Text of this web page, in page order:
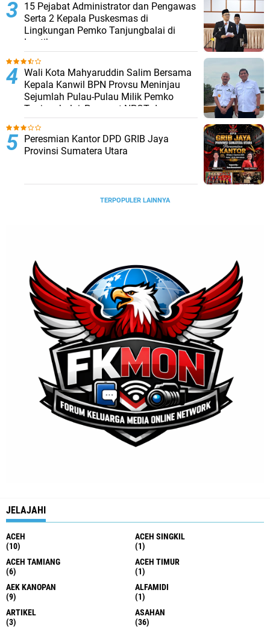
15 Pejabat Administrator dan Pengawas
Serta 2 Kepala Puskesmas di
Lingkungan Pemko Tanjungbalai di
Lantik
Wali Kota Mahyaruddin Salim Bersama
Kepala Kanwil BPN Provsu Meninjau
Sejumlah Pulau-Pulau Milik Pemko
Tanjungbalai, Percepat NPGT dan
Sertifikasi Aset
Peresmian Kantor DPD GRIB Jaya
Provinsi Sumatera Utara
TERPOPULER LAINNYA
JELAJAHI
ACEH
(10)
ACEH SINGKIL
(1)
ACEH TAMIANG
(6)
ACEH TIMUR
(1)
AEK KANOPAN
(9)
ALFAMIDI
(1)
ARTIKEL
(3)
ASAHAN
(36)